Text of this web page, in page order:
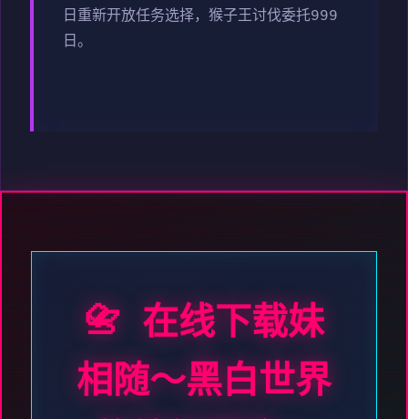
日重新开放任务选择，猴子王讨伐委托999
日。
📇 在线下载妹
相随～黑白世界